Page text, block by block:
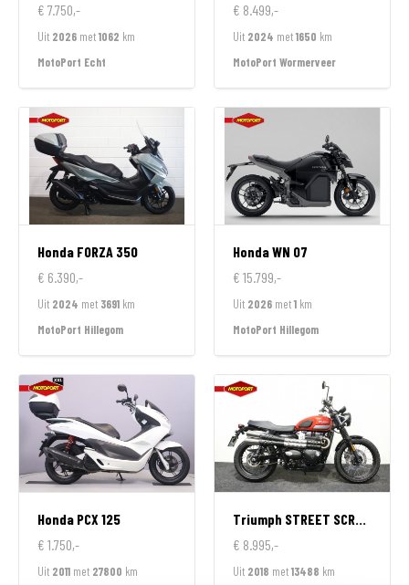
€ 7.750,-
Uit 2026 met1062 km
MotoPort Echt
€ 8.499,-
Uit 2024 met1650 km
MotoPort Wormerveer
Honda FORZA 350
€ 6.390,-
Uit 2024 met 3691 km
MotoPort Hillegom
HondaWN 07
€ 15.799,-
Uit 2026 met1 km
MotoPort Hillegom
Honda PCX 125
€ 1.750,-
Uit 2011 met 27800 km
Triumph STREET SCRAMBLER 900
€ 8.995,-
Uit 2018 met13488 km